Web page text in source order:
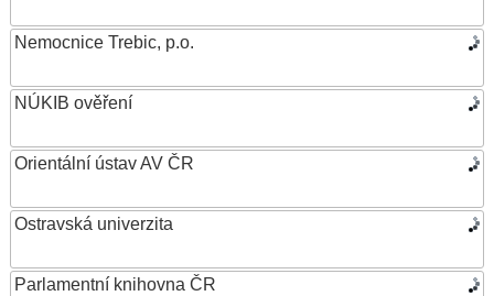
Nemocnice Trebic, p.o.
NÚKIB ověření
Orientální ústav AV ČR
Ostravská univerzita
Parlamentní knihovna ČR